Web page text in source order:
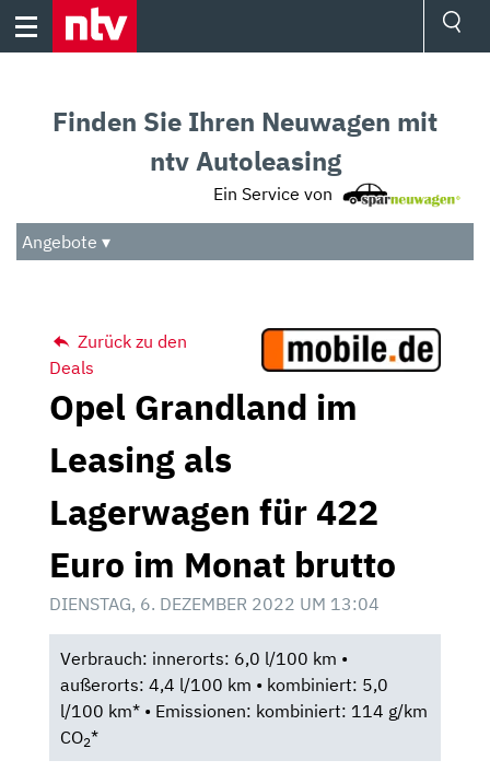
Skip
Audio
Das Beste
Finden Sie Ihren Neuwagen mit
ntv Autoleasing
Ein Service von
Angebote ▾
Zurück zu den
Deals
Opel Grandland im
Leasing als
Lagerwagen für 422
Euro im Monat brutto
DIENSTAG, 6. DEZEMBER 2022 UM 13:04
Verbrauch: innerorts: 6,0 l/100 km •
außerorts: 4,4 l/100 km • kombiniert: 5,0
l/100 km* • Emissionen: kombiniert: 114 g/km
CO2*